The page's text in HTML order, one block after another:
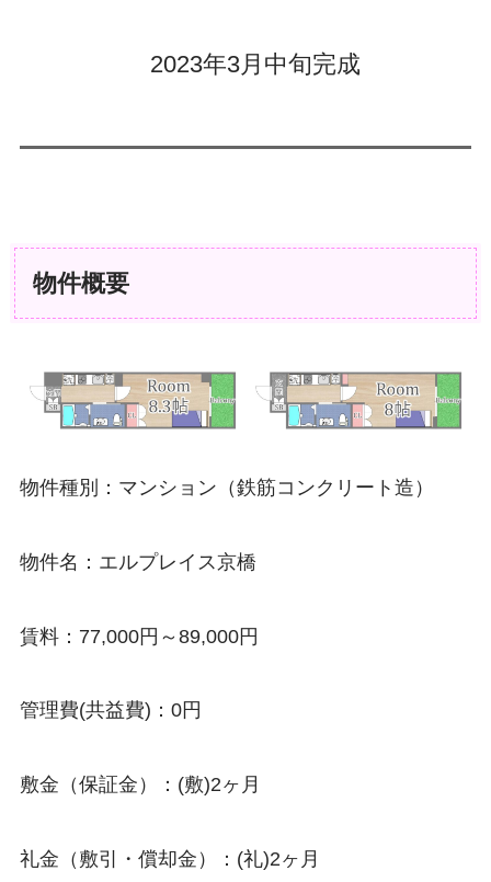
2023年3月中旬完成
物件概要
物件種別：マンション（鉄筋コンクリート造）
物件名：エルプレイス京橋
賃料：77,000円～89,000円
管理費(共益費)：0円
敷金（保証金）：(敷)2ヶ月
礼金（敷引・償却金）：(礼)2ヶ月